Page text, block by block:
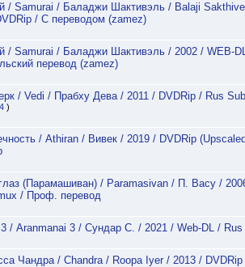
/ Samurai / Баладжи Шактивэль / Balaji
/ C переводом (zamez)
/ Samurai / Баладжи Шактивэль / 2002 / WEB-
перевод (zamez)
/ Vedi / Прабху Дева / 2011 / DVDRip / Rus Sub
4 )
/ Athiran / Вивек / 2019 / DVDRip
(Парамашиван) / Paramasivan / П. Васу /
/ Проф. перевод
/ Aranmanai 3 / Сундар С. / 2021 / Web-DL / Rus
Чандра / Chandra / Roopa Iyer / 2013 /